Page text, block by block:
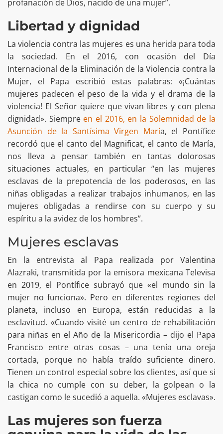
profanación de Dios, nacido de una mujer”.
Libertad y dignidad
La violencia contra las mujeres es una herida para toda
la sociedad. En el 2016, con ocasión del Día
Internacional de la Eliminación de la Violencia contra la
Mujer, el Papa escribió estas palabras: «¡Cuántas
mujeres padecen el peso de la vida y el drama de la
violencia! El Señor quiere que vivan libres y con plena
dignidad». Siempre en el 2016, en la Solemnidad de la
Asunción de la Santísima Virgen María, el Pontífice
recordó que el canto del Magnificat, el canto de María,
nos lleva a pensar también en tantas dolorosas
situaciones actuales, en particular “en las mujeres
esclavas de la prepotencia de los poderosos, en las
niñas obligadas a realizar trabajos inhumanos, en las
mujeres obligadas a rendirse con su cuerpo y su
espíritu a la avidez de los hombres”.
Mujeres esclavas
En la entrevista al Papa realizada por Valentina
Alazraki, transmitida por la emisora mexicana Televisa
en 2019, el Pontífice subrayó que «el mundo sin la
mujer no funciona». Pero en diferentes regiones del
planeta, incluso en Europa, están reducidas a la
esclavitud. «Cuando visité un centro de rehabilitación
para niñas en el Año de la Misericordia – dijo el Papa
Francisco entre otras cosas – una tenía una oreja
cortada, porque no había traído suficiente dinero.
Tienen un control especial sobre los clientes, así que si
la chica no cumple con su deber, la golpean o la
castigan como le sucedió a aquella. «Mujeres esclavas».
Las mujeres son fuerza